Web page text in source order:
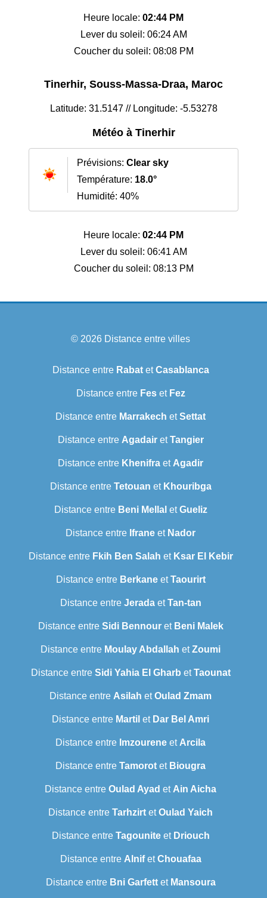
Heure locale: 02:44 PM
Lever du soleil: 06:24 AM
Coucher du soleil: 08:08 PM
Tinerhir, Souss-Massa-Draa, Maroc
Latitude: 31.5147 // Longitude: -5.53278
Météo à Tinerhir
Prévisions: Clear sky
Température: 18.0°
Humidité: 40%
Heure locale: 02:44 PM
Lever du soleil: 06:41 AM
Coucher du soleil: 08:13 PM
© 2026 Distance entre villes
Distance entre RabatetCasablanca
Distance entre Feset Fez
Distance entre Marrakech etSettat
Distance entre AgadairetTangier
Distance entre Khenifra et Agadir
Distance entre Tetouan et Khouribga
Distance entre Beni Mellal etGueliz
Distance entre Ifrane et Nador
Distance entre Fkih Ben Salah et Ksar El Kebir
Distance entre BerkaneetTaourirt
Distance entre JeradaetTan-tan
Distance entre Sidi Bennouret Beni Malek
Distance entre Moulay Abdallah etZoumi
Distance entre Sidi Yahia El Gharb etTaounat
Distance entre Asilah etOulad Zmam
Distance entre Martil et Dar Bel Amri
Distance entre Imzourene et Arcila
Distance entre Tamorot et Biougra
Distance entre Oulad Ayad et Ain Aicha
Distance entre Tarhzirt etOulad Yaich
Distance entre Tagouniteet Driouch
Distance entre AlnifetChouafaa
Distance entre Bni Garfettet Mansoura